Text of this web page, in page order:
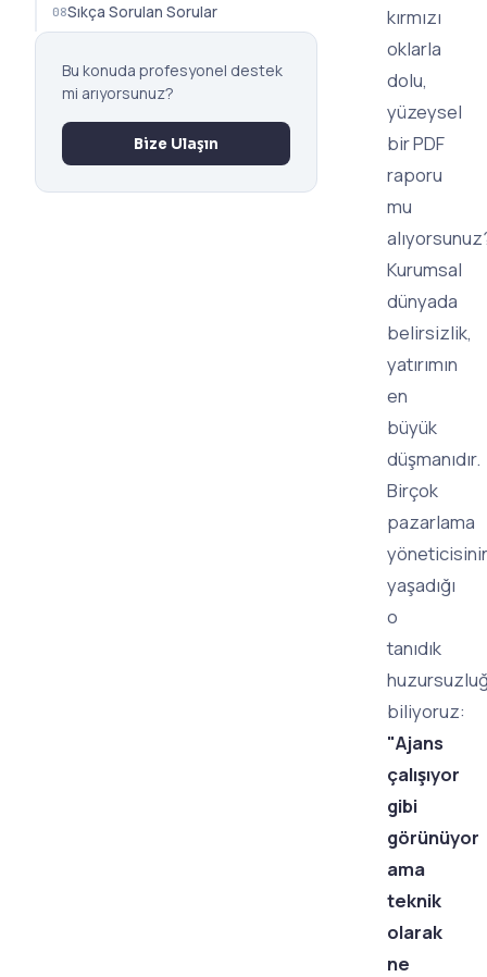
Sıkça Sorulan Sorular
Bu konuda profesyonel destek
mi arıyorsunuz?
Bize Ulaşın
kırmızı
oklarla
dolu,
yüzeysel
bir PDF
raporu
mu
Kurumsal
dünyada
belirsizlik,
yatırımın
en
büyük
düşmanıdır.
Birçok
pazarlama
yaşadığı
o
tanıdık
biliyoruz:
"Ajans
çalışıyor
gibi
görünüyor
ama
teknik
olarak
ne